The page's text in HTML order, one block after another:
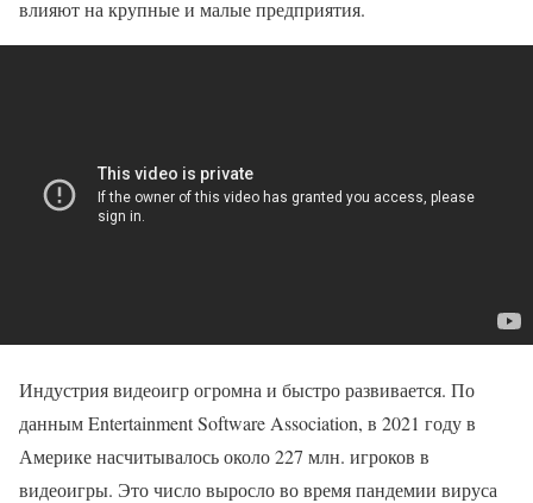
влияют на крупные и малые предприятия.
Индустрия видеоигр огромна и быстро развивается. По
данным Entertainment Software Association, в 2021 году в
Америке насчитывалось около 227 млн. игроков в
видеоигры. Это число выросло во время пандемии вируса